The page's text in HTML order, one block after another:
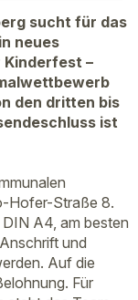
sucht für das
neues
Kinderfest –
den dritten bis
ist
Hofer-Straße 8.
A4, am besten
und
Auf die
Für